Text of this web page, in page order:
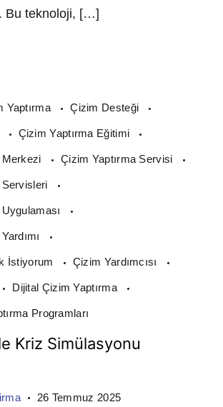
Bu teknoloji, […]
Yaptırma Çizim Desteği
Çizim Yaptırma Eğitimi
Merkezi Çizim Yaptırma Servisi
Servisleri
İstiyorum Çizim Yardımcısı
Dijital Çizim Yaptırma
Programları
Kriz Simülasyonu
26 Temmuz 2025